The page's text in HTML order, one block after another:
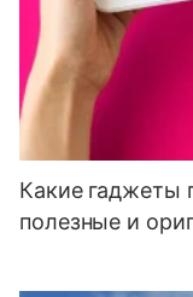
Какие гаджеты
полезные и